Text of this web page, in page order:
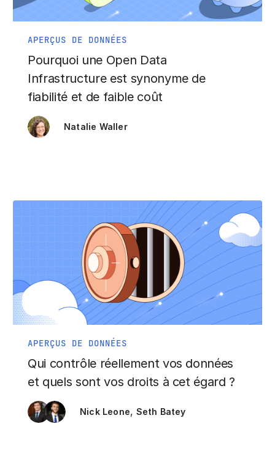
APERÇUS DE DONNÉES
Pourquoi une Open Data
Infrastructure est synonyme de
fiabilité et de faible coût
Natalie Waller
APERÇUS DE DONNÉES
Qui contrôle réellement vos données
et quels sont vos droits à cet égard ?
Nick Leone, Seth Batey